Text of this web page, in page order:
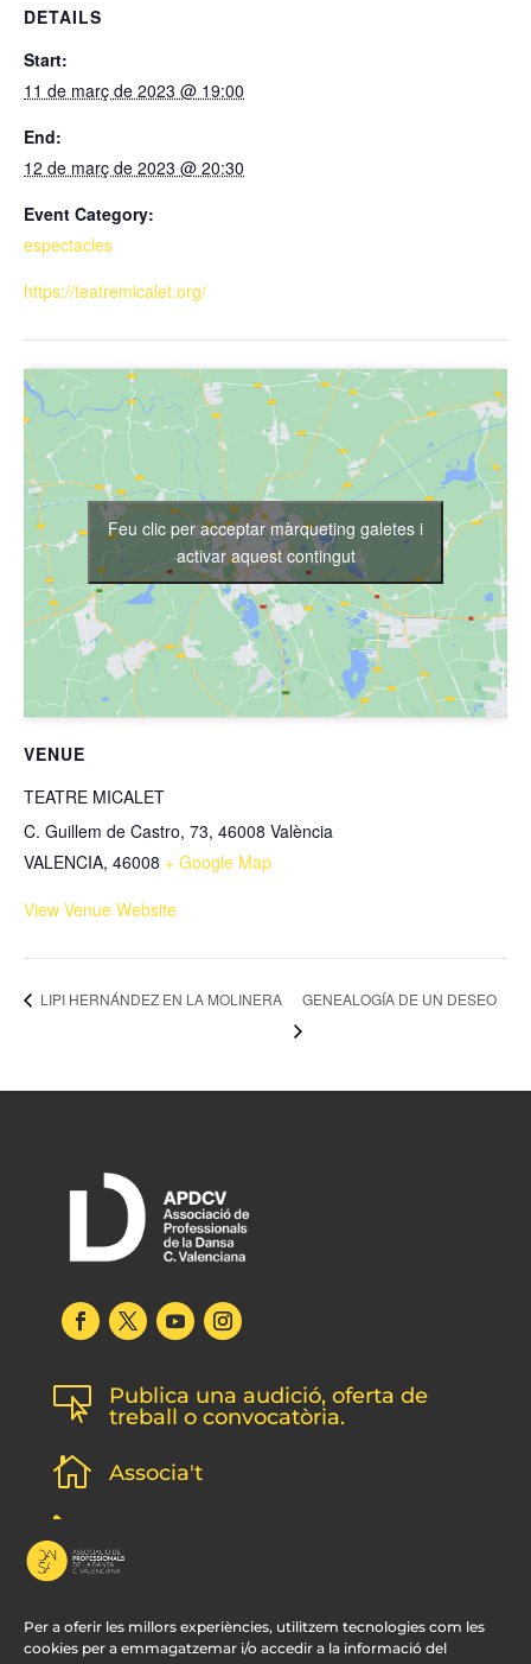
Per a oferir les millors experiències, utilitzem tecnologies com les
cookies per a emmagatzemar i/o accedir a la informació del
DETAILS
Start:
11 de març de 2023 @ 19:00
End:
12 de març de 2023 @ 20:30
Event Category:
espectacles
https://teatremicalet.org/
VENUE
TEATRE MICALET
C. Guillem de Castro, 73, 46008 València
VALENCIA, 46008 + Google Map
View Venue Website
Feu clic per acceptar màrqueting galetes i
activar aquest contingut
LIPI HERNÁNDEZ EN LA MOLINERA GENEALOGÍA DE UN DESEO

Publica una audició, oferta de
treball o convocatòria.
 Associa't
l